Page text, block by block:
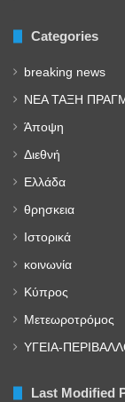
Categories
breaking news
NEA TAΞΗ
Άποψη
Διεθνή
Ελλάδα
θρησκεια
Ιστορικά
κοινωνία
Κύπρος
Μετεωροτρόμος
ΥΓΕΙΑ-
Last Modified